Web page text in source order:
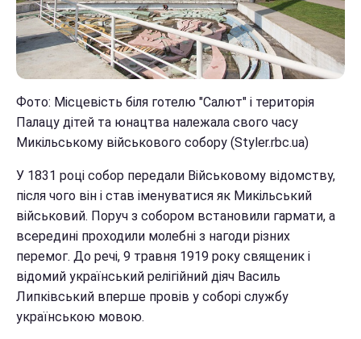
Фото: Місцевість біля готелю "Салют" і територія
Палацу дітей та юнацтва належала свого часу
Микільському військового собору (Styler.rbc.ua)
У 1831 році собор передали Військовому відомству,
після чого він і став іменуватися як Микільський
військовий. Поруч з собором встановили гармати, а
всередині проходили молебні з нагоди різних
перемог. До речі, 9 травня 1919 року священик і
відомий український релігійний діяч Василь
Липківський вперше провів у соборі службу
українською мовою.